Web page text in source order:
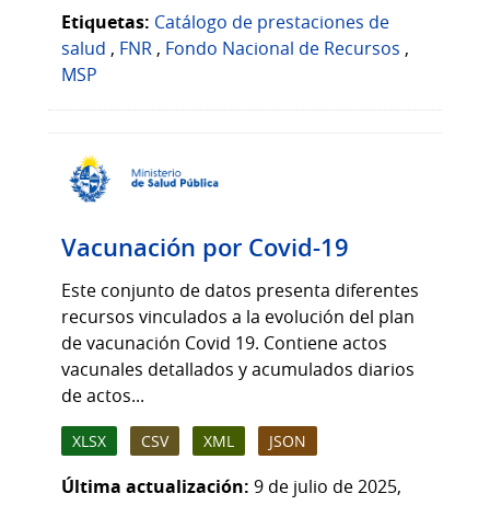
Etiquetas: Catálogo de prestaciones de
salud , FNR , Fondo Nacional de Recursos ,
MSP
Vacunación por Covid-19
Este conjunto de datos presenta diferentes
recursos vinculados a la evolución del plan
de vacunación Covid 19. Contiene actos
vacunales detallados y acumulados diarios
de actos...
XLSX CSV XML JSON
Última actualización: 9 de julio de 2025,